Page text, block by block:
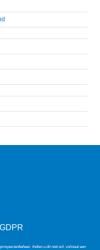
GDPR
Indien u dit niet wil, volstaat een